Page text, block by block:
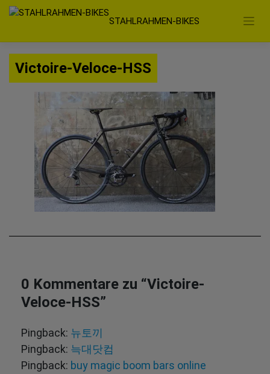
Zum
springen
STAHLRAHMEN-BIKES
Victoire-Veloce-HSS
0 Kommentare zu “Victoire-
Veloce-HSS”
Pingback: 뉴토끼
Pingback: 늑대닷컴
Pingback: buy magic boom bars online